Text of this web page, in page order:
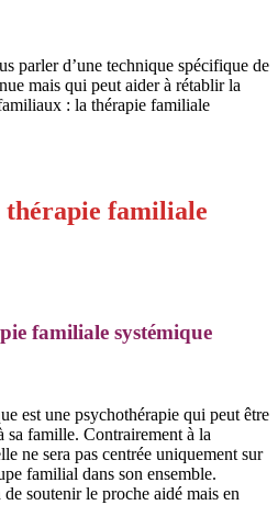
parler d’une technique spécifique de
mais qui peut aider à rétablir la
: la thérapie familiale
thérapie familiale
familiale systémique
est une psychothérapie qui peut être
sa famille. Contrairement à la
ne sera pas centrée uniquement sur
familial dans son ensemble.
soutenir le proche aidé mais en